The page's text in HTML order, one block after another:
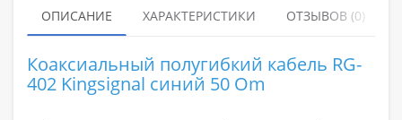
ОПИСАНИЕ ХАРАКТЕРИСТИКИ ОТЗЫВОВ (0)
Коаксиальный полугибкий кабель RG-
402 Kingsignal синий 50 Om